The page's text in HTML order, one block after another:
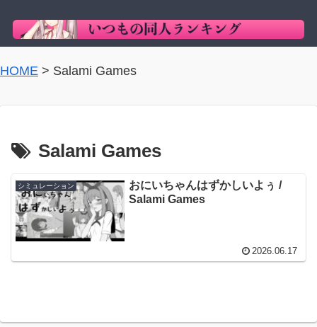
HOME > Salami Games
Salami Games
シミュレーション
おにいちゃんはずかしいよぅ /
Salami Games
2026.06.17